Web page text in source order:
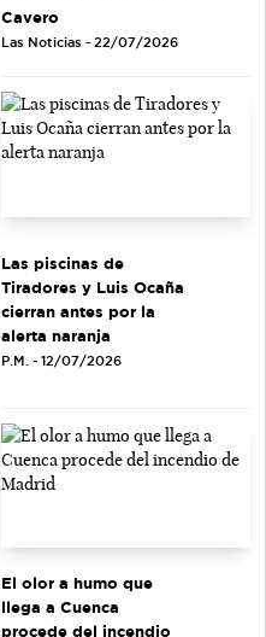
Cavero
Las Noticias - 22/07/2026
Las piscinas de
Tiradores y Luis Ocaña
cierran antes por la
alerta naranja
P.M. - 12/07/2026
El olor a humo que
llega a Cuenca
procede del incendio